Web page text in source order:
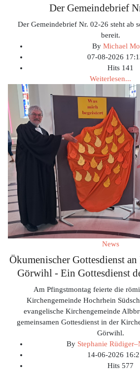
Der Gemeindebrief
Der Gemeindebrief Nr. 02-26 steht ab
bereit.
By Michael
07-08-2026
Hits 141
Weiterlesen...
News
Ökumenischer Gottesdienst
Görwihl - Ein Gottesdienst
Am Pfingstmontag feierte die
Kirchengemeinde Hochrhein
evangelische Kirchengemeinde
gemeinsamen Gottesdienst in der
Görwihl.
By Stephanie
14-06-2026
Hits 577